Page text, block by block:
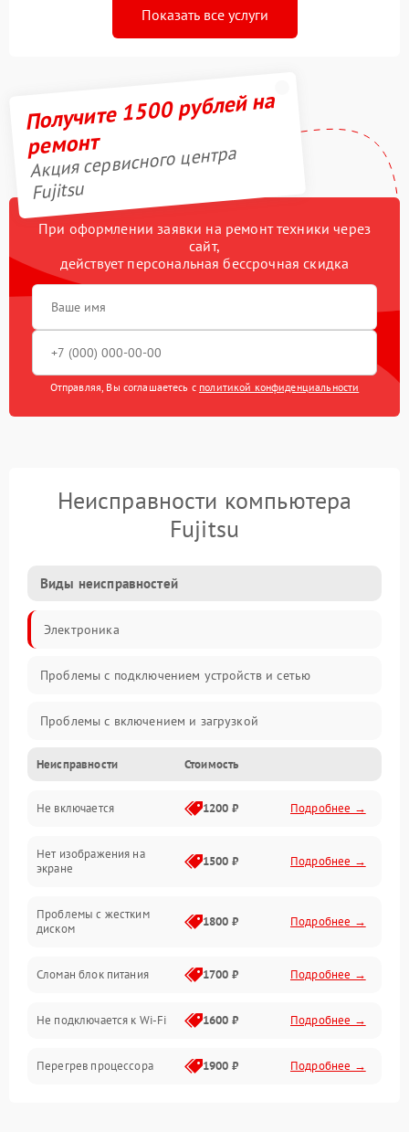
Показать все услуги
Получите 1500 рублей на
ремонт
Акция сервисного центра
Fujitsu
При оформлении заявки на ремонт техники через
сайт,
действует персональная бессрочная скидка
Отправляя, Вы соглашаетесь с политикой конфиденциальности
Неисправности компьютера
Fujitsu
Виды неисправностей
Электроника
Проблемы с подключением устройств и сетью
Проблемы с включением и загрузкой
Проблемы с изображением и монитором
Проблемы с производительностью и стабильностью
Прочие специфичные проблемы
Неисправности Стоимость
Не включается 1200 ₽ Подробнее →
Нет изображения на
экране
1500 ₽ Подробнее →
Проблемы с жестким
диском
1800 ₽ Подробнее →
Сломан блок питания 1700 ₽ Подробнее →
Не подключается к Wi-Fi 1600 ₽ Подробнее →
Перегрев процессора 1900 ₽ Подробнее →